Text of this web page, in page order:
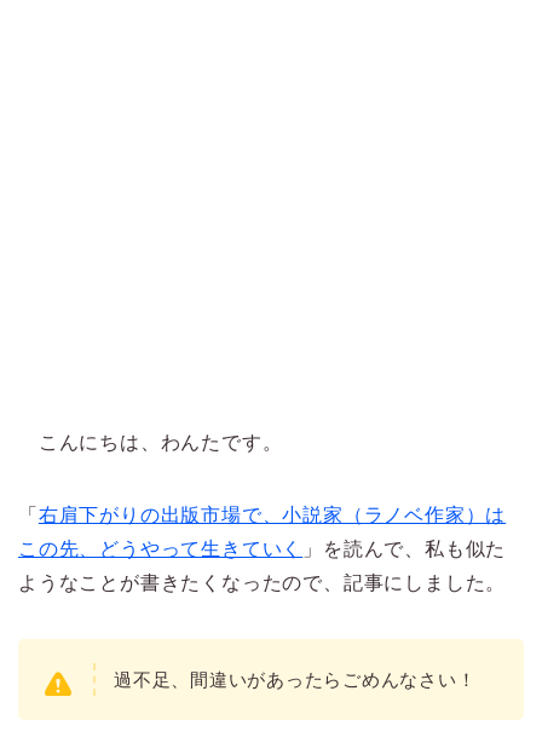
こんにちは、わんたです。
「 右肩下がりの出版市場で、小説家（ラノベ作家）は
この先、どうやって生きていく
」を読んで、私も似た
ようなことが書きたくなったので、記事にしました。
過不足、間違いがあったらごめんなさい！